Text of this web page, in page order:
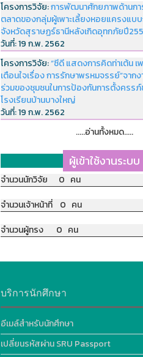
โครงการวิจัย:การพัฒนาศักยภาพด้านกา
ตลาดของกลุ่มผู้เพาะเลี้ยงหอยแครงแบ
จังหวัดสุราษฏร์ธานีหลังเกิดอุทกภัยปี
วันที่:19 ก.พ. 2562
โครงการวิจัย:“ซีดี แสดงการคิดท่าเต้น เ
เตือนใจเรื่อง การรักษาพรหมจรรย์”จาก
ร่วมของชุมชนในการป้องกันการตั้งครรภ์
โรงเรียนบ้านบางใหญ่
วันที่:19 ก.พ. 2562
.....อ่านทั้งหมด.....
ผู้เข้าใช้งานระบบ
จำนวนนักวิจัย 0 คน
จำนวนเจ้าหน้าที่ 0 คน
จำนวนผู้ทรง 0 คน
บริการนักศึกษา
อีเมล์สำหรับนักศึกษา
เปลี่ยนรหัสผ่าน SRU Passport